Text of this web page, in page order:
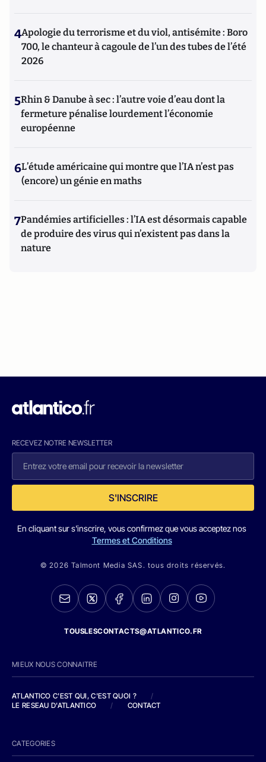
4Apologie du terrorisme et du viol, antisémite : Boro
700, le chanteur à cagoule de l’un des tubes de l’été
2026
5Rhin & Danube à sec : l’autre voie d’eau dont la
fermeture pénalise lourdement l’économie
européenne
6L’étude américaine qui montre que l’IA n’est pas
(encore) un génie en maths
7Pandémies artificielles : l’IA est désormais capable
de produire des virus qui n’existent pas dans la
nature
RECEVEZ NOTRE NEWSLETTER
S'INSCRIRE
En cliquant sur s'inscrire, vous confirmez que vous acceptez nos
Termes et Conditions
© 2026 Talmont Media SAS. tous droits réservés.
TOUSLESCONTACTS@ATLANTICO.FR
MIEUX NOUS CONNAITRE
ATLANTICO C'EST QUI, C'EST QUOI ?
/
LE RESEAU D'ATLANTICO
/ CONTACT
CATEGORIES